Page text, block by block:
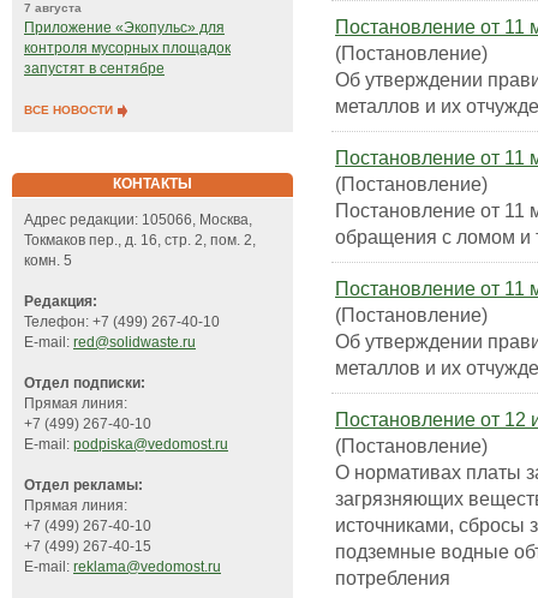
7 августа
Приложение «Экопульс» для
контроля мусорных площадок
запустят в сентябре
ВСЕ НОВОСТИ
КОНТАКТЫ
Адрес редакции: 105066, Москва,
Токмаков пер., д. 16, стр. 2, пом. 2,
комн. 5
Редакция:
Телефон: +7 (499) 267-40-10
E-mail: red@solidwaste.ru
Отдел подписки:
Прямая линия:
+7 (499) 267-40-10
E-mail: podpiska@vedomost.ru
Отдел рекламы:
Прямая линия:
+7 (499) 267-40-10
+7 (499) 267-40-15
E-mail: reklama@vedomost.ru
Постановление от 11
(Постановление)
Об утверждении
металлов и их
Постановление от 11
(Постановление)
Постановление от 11
обращения с ломом и
Постановление от 11
(Постановление)
Об утверждении
металлов и их
Постановление от 12
(Постановление)
О нормативах платы
загрязняющих
источниками, сбросы
подземные водные
потребления